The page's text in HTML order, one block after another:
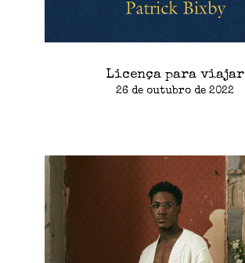
Licença para viajar
26 de outubro de 2022